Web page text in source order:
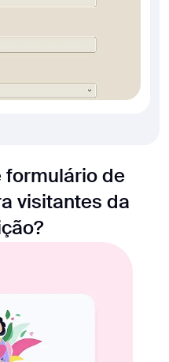
formulário de
visitantes da